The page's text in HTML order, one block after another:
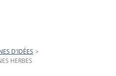
D'IDÉES >
HERBES